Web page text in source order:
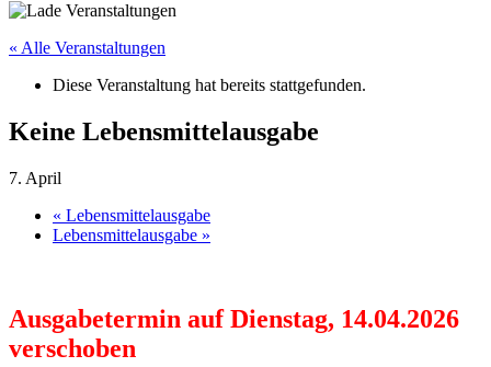
« Alle Veranstaltungen
Diese Veranstaltung hat bereits stattgefunden.
Keine Lebensmittelausgabe
7. April
« Lebensmittelausgabe
Lebensmittelausgabe »
Ausgabetermin auf Dienstag, 14.04.2026
verschoben